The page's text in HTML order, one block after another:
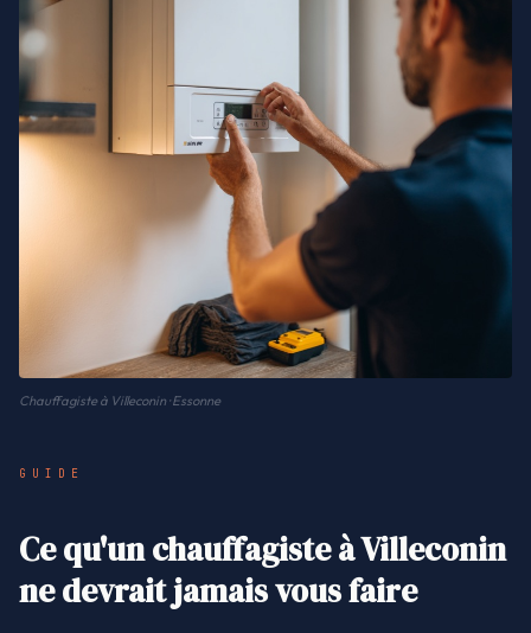
Chauffagiste à Villeconin · Essonne
GUIDE
Ce qu'un chauffagiste à Villeconin
ne devrait jamais vous faire